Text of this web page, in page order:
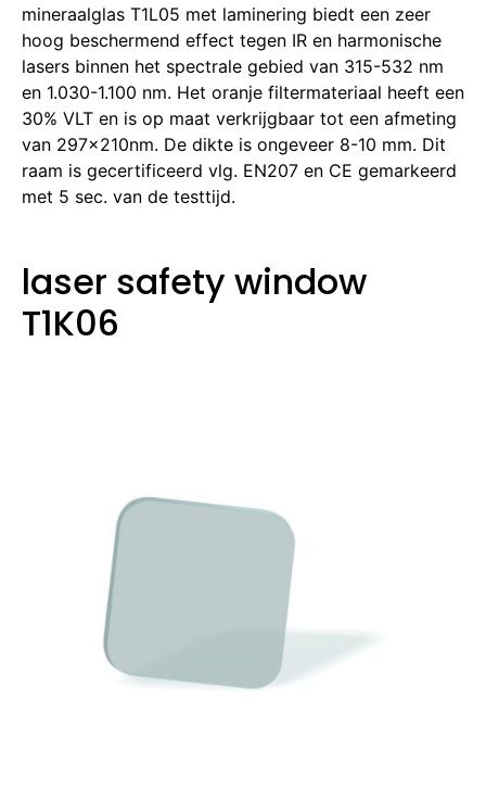
mineraalglas T1L05 met laminering biedt een zeer
hoog beschermend effect tegen IR en harmonische
lasers binnen het spectrale gebied van 315-532 nm
en 1.030-1.100 nm. Het oranje filtermateriaal heeft een
30% VLT en is op maat verkrijgbaar tot een afmeting
van 297x210nm. De dikte is ongeveer 8-10 mm. Dit
raam is gecertificeerd vlg. EN207 en CE gemarkeerd
met 5 sec. van de testtijd.
laser safety window
T1K06